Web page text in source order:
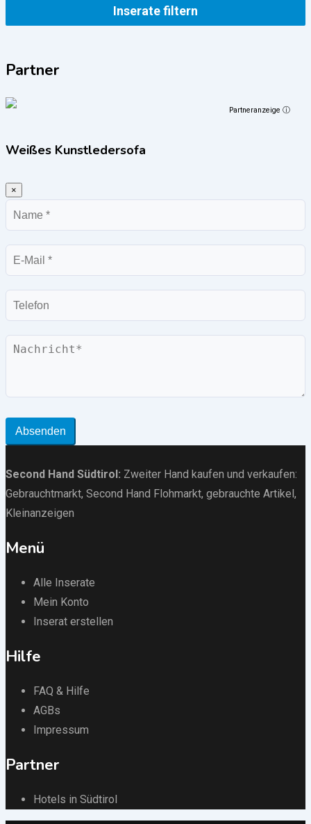
Inserate filtern
Partner
Partneranzeige ⓘ
Weißes Kunstledersofa
×
Name
E-
Mail
Telefon
Nachricht
Absenden
Second Hand Südtirol : Zweiter Hand kaufen und verkaufen:
Gebrauchtmarkt, Second Hand Flohmarkt, gebrauchte Artikel ,
Kleinanzeigen
Menü
Alle Inserate
Mein Konto
Inserat erstellen
Hilfe
FAQ & Hilfe
AGBs
Impressum
Partner
Hotels in Südtirol